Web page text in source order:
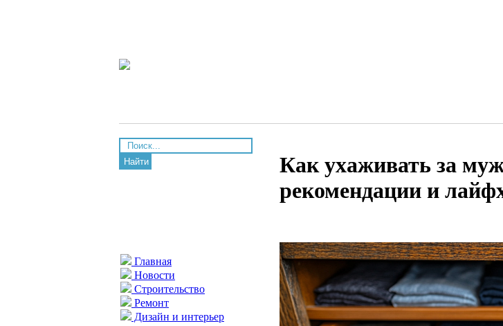
Найти
Главная
Новости
Строительство
Ремонт
Дизайн и интерьер
Как ухаживать за
рекомендации и